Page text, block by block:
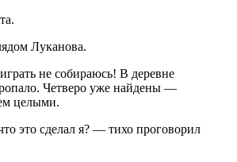
Луканова.
не собираюсь! В деревне
Четверо уже найдены —
целыми.
это сделал я? — тихо проговорил